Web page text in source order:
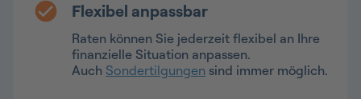
Flexibel anpassbar
Raten können Sie jederzeit flexibel an Ihre
finanzielle Situation anpassen.
Auch Sondertilgungen sind immer möglich.